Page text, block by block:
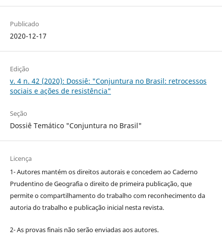
Publicado
2020-12-17
Edição
v. 4 n. 42 (2020): Dossiê: "Conjuntura no Brasil: retrocessos
sociais e ações de resistência"
Seção
Dossiê Temático "Conjuntura no Brasil"
Licença
1- Autores mantém os direitos autorais e concedem ao Caderno
Prudentino de Geografia o direito de primeira publicação, que
permite o compartilhamento do trabalho com reconhecimento da
autoria do trabalho e publicação inicial nesta revista.
2- As provas finais não serão enviadas aos autores.